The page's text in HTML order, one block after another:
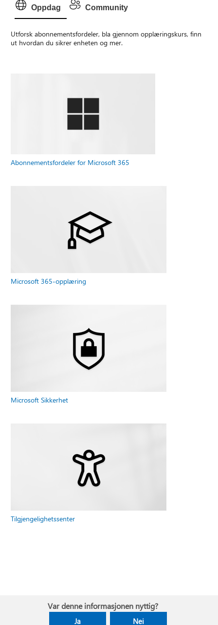
Oppdag Community
Utforsk abonnementsfordeler, bla gjennom opplæringskurs, finn
ut hvordan du sikrer enheten og mer.
Abonnementsfordeler for Microsoft 365
Microsoft 365-opplæring
Microsoft Sikkerhet
Tilgjengelighetssenter
Var denne informasjonen nyttig?
Ja Nei